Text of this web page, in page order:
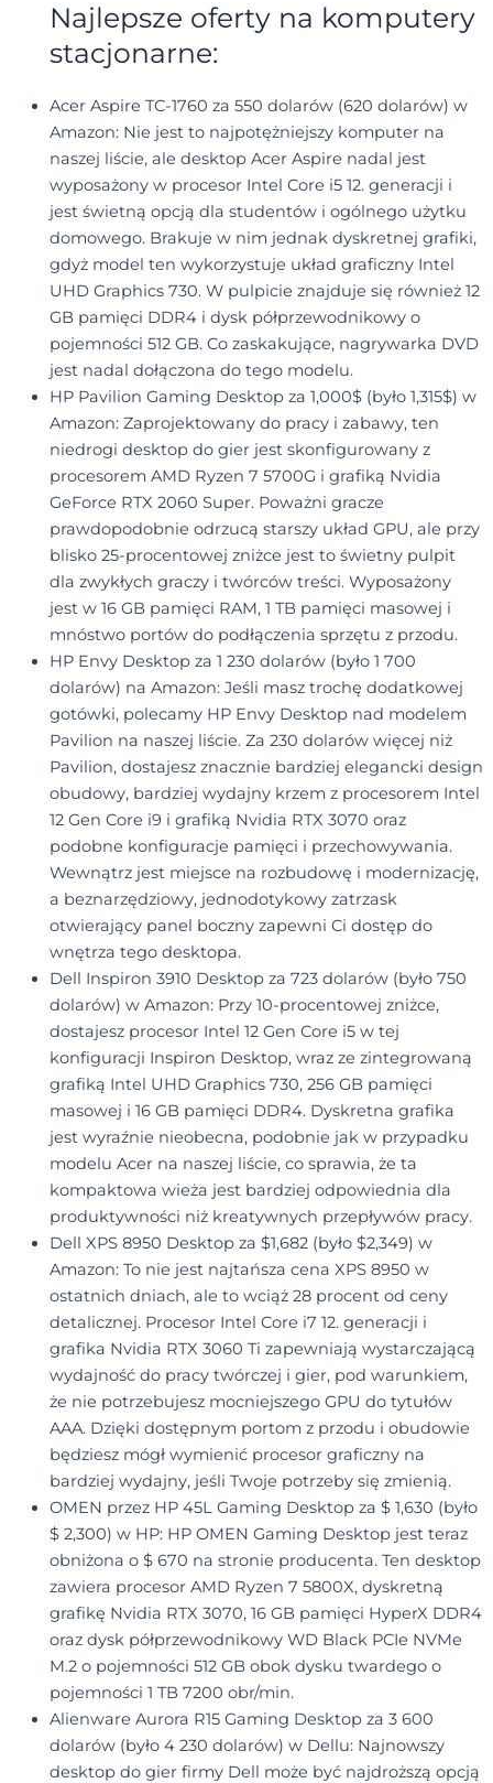
Najlepsze oferty na komputery
stacjonarne:
Acer Aspire TC-1760 za 550 dolarów (620 dolarów) w
Amazon: Nie jest to najpotężniejszy komputer na
naszej liście, ale desktop Acer Aspire nadal jest
wyposażony w procesor Intel Core i5 12. generacji i
jest świetną opcją dla studentów i ogólnego użytku
domowego. Brakuje w nim jednak dyskretnej grafiki,
gdyż model ten wykorzystuje układ graficzny Intel
UHD Graphics 730. W pulpicie znajduje się również 12
GB pamięci DDR4 i dysk półprzewodnikowy o
pojemności 512 GB. Co zaskakujące, nagrywarka DVD
jest nadal dołączona do tego modelu.
HP Pavilion Gaming Desktop za 1,000$ (było 1,315$) w
Amazon: Zaprojektowany do pracy i zabawy, ten
niedrogi desktop do gier jest skonfigurowany z
procesorem AMD Ryzen 7 5700G i grafiką Nvidia
GeForce RTX 2060 Super. Poważni gracze
prawdopodobnie odrzucą starszy układ GPU, ale przy
blisko 25-procentowej zniżce jest to świetny pulpit
dla zwykłych graczy i twórców treści. Wyposażony
jest w 16 GB pamięci RAM, 1 TB pamięci masowej i
mnóstwo portów do podłączenia sprzętu z przodu.
HP Envy Desktop za 1 230 dolarów (było 1 700
dolarów) na Amazon: Jeśli masz trochę dodatkowej
gotówki, polecamy HP Envy Desktop nad modelem
Pavilion na naszej liście. Za 230 dolarów więcej niż
Pavilion, dostajesz znacznie bardziej elegancki design
obudowy, bardziej wydajny krzem z procesorem Intel
12 Gen Core i9 i grafiką Nvidia RTX 3070 oraz
podobne konfiguracje pamięci i przechowywania.
Wewnątrz jest miejsce na rozbudowę i modernizację,
a beznarzędziowy, jednodotykowy zatrzask
otwierający panel boczny zapewni Ci dostęp do
wnętrza tego desktopa.
Dell Inspiron 3910 Desktop za 723 dolarów (było 750
dolarów) w Amazon: Przy 10-procentowej zniżce,
dostajesz procesor Intel 12 Gen Core i5 w tej
konfiguracji Inspiron Desktop, wraz ze zintegrowaną
grafiką Intel UHD Graphics 730, 256 GB pamięci
masowej i 16 GB pamięci DDR4. Dyskretna grafika
jest wyraźnie nieobecna, podobnie jak w przypadku
modelu Acer na naszej liście, co sprawia, że ta
kompaktowa wieża jest bardziej odpowiednia dla
produktywności niż kreatywnych przepływów pracy.
Dell XPS 8950 Desktop za $1,682 (było $2,349) w
Amazon: To nie jest najtańsza cena XPS 8950 w
ostatnich dniach, ale to wciąż 28 procent od ceny
detalicznej. Procesor Intel Core i7 12. generacji i
grafika Nvidia RTX 3060 Ti zapewniają wystarczającą
wydajność do pracy twórczej i gier, pod warunkiem,
że nie potrzebujesz mocniejszego GPU do tytułów
AAA. Dzięki dostępnym portom z przodu i obudowie
będziesz mógł wymienić procesor graficzny na
bardziej wydajny, jeśli Twoje potrzeby się zmienią.
OMEN przez HP 45L Gaming Desktop za $ 1,630 (było
$ 2,300) w HP: HP OMEN Gaming Desktop jest teraz
obniżona o $ 670 na stronie producenta. Ten desktop
zawiera procesor AMD Ryzen 7 5800X, dyskretną
grafikę Nvidia RTX 3070, 16 GB pamięci HyperX DDR4
oraz dysk półprzewodnikowy WD Black PCIe NVMe
M.2 o pojemności 512 GB obok dysku twardego o
pojemności 1 TB 7200 obr/min.
Alienware Aurora R15 Gaming Desktop za 3 600
dolarów (było 4 230 dolarów) w Dellu: Najnowszy
desktop do gier firmy Dell może być najdroższą opcją